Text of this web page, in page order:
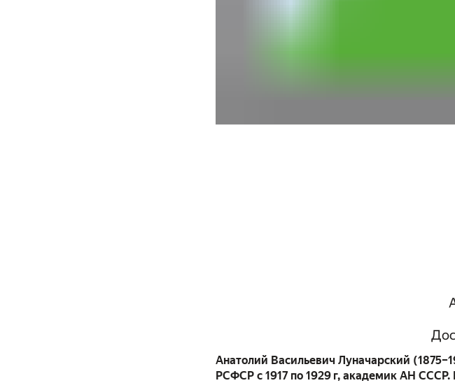
Анатолий Васильевич Луначарский
РСФСР с 1917 по 1929 г, академик АН СССР.